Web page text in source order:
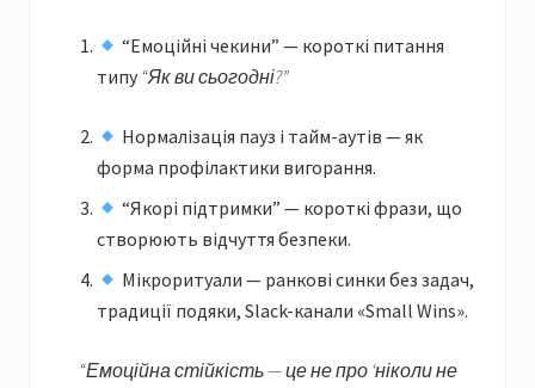
“Емоційні чекини” — короткі питання
типу “Як ви сьогодні?”
Нормалізація пауз і тайм-аутів — як
форма профілактики вигорання.
“Якорі підтримки” — короткі фрази, що
створюють відчуття безпеки.
Мікроритуали — ранкові синки без задач,
традиції подяки, Slack-канали «Small Wins».
“Емоційна стійкість — це не про ‘ніколи не